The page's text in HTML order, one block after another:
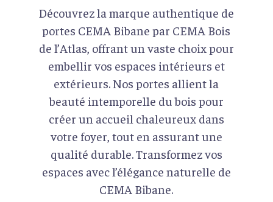
Découvrez la marque authentique de
portes CEMA Bibane par CEMA Bois
de l’Atlas, offrant un vaste choix pour
embellir vos espaces intérieurs et
extérieurs. Nos portes allient la
beauté intemporelle du bois pour
créer un accueil chaleureux dans
votre foyer, tout en assurant une
qualité durable. Transformez vos
espaces avec l’élégance naturelle de
CEMA Bibane.